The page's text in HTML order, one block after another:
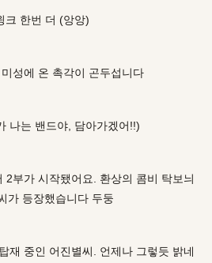
크 한번 더 (앙앙)
성에 온 촉각이 곤두섭니다
나는 밴드야, 담아가겠어!!)
부가 시작됐어요. 환상의 콤비 탁보늬
가 등장했습니다 두둥
재 중인 어진별씨. 언제나 그렇듯 밝네